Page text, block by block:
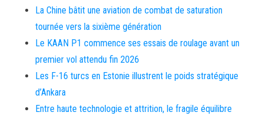
La Chine bâtit une aviation de combat de saturation
tournée vers la sixième génération
Le KAAN P1 commence ses essais de roulage avant un
premier vol attendu fin 2026
Les F-16 turcs en Estonie illustrent le poids stratégique
d’Ankara
Entre haute technologie et attrition, le fragile équilibre